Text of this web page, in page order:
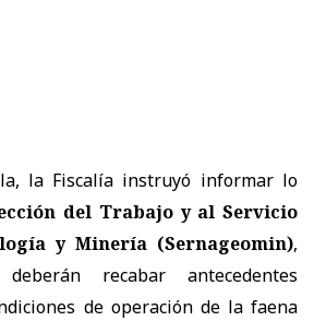
la Fiscalía instruyó informar lo
del Trabajo y al Servicio
y Minería (Sernageomin),
recabar antecedentes
de operación de la faena